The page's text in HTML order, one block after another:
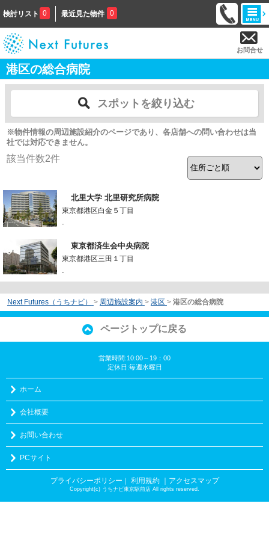
検討リスト 0 最近見た物件 0
お問合せ
港区の総合病院
スポットを絞り込む
※物件情報の周辺施設紹介のページであり、各店舗への問い合わせは当
社では対応できません。
該当件数2件
北里大学 北里研究所病院
東京都港区白金５丁目
-
東京都済生会中央病院
東京都港区三田１丁目
-
Next Futures（うちナビ） > 周辺施設案内 > 港区 > 港区の総合病院
ページトップに戻る
営業時間:10:00～19：00
定休日:毎週水曜日
ホーム
会社概要
お問い合わせ
PCサイト
プライバシーポリシー ｜ 利用規約 ｜アクセスマップ
Copyright(c) うちナビ東京駅前店 All rights reserved.